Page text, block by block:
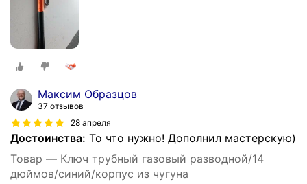
Максим Образцов
37 отзывов
28 апреля
Достоинства: То что нужно! Дополнил мастерскую)
Товар — Ключ трубный газовый разводной/14
дюймов/синий/корпус из чугуна